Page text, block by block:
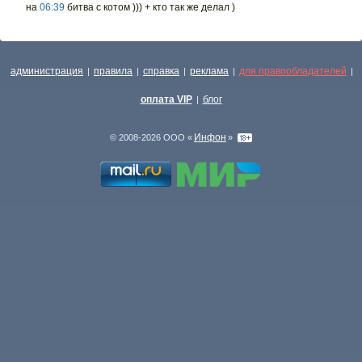
на 06:39 битва с котом ))) + кто так же делал )
администрация | правила | справка | реклама | для правообладателей |
оплата VIP | блог
© 2008-2026 ООО « Инфон »